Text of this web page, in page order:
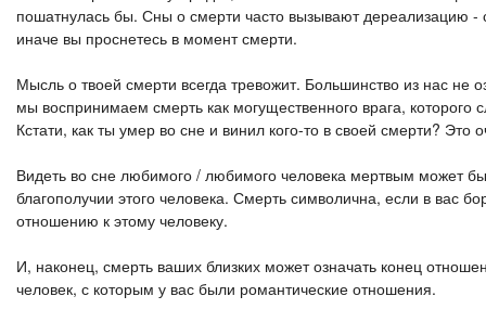
пошатнулась бы. Сны о смерти часто вызывают дереализацию
иначе вы проснетесь в момент смерти.
Мысль о твоей смерти всегда тревожит. Большинство из нас
мы воспринимаем смерть как могущественного врага,
Кстати, как ты умер во сне и винил кого-то в своей смерти? Это
Видеть во сне любимого / любимого человека мертвым может
благополучии этого человека. Смерть символична, если в вас
отношению к этому человеку.
И, наконец, смерть ваших близких может означать конец
человек, с которым у вас были романтические отношения.